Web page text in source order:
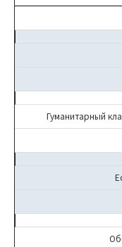
Гуманитарный